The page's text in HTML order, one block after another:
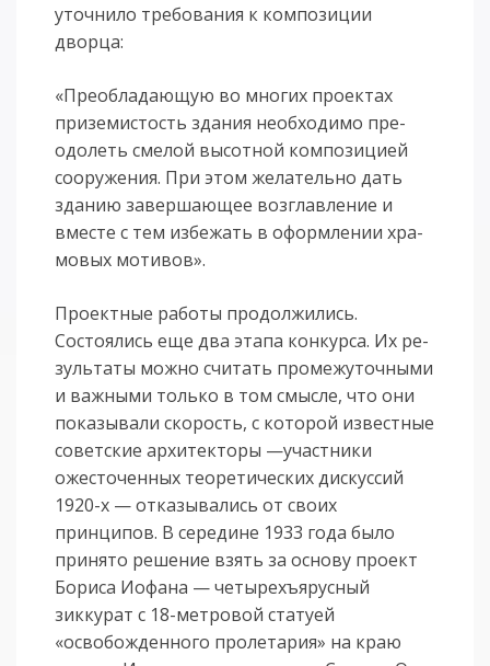
уточнило требования к композиции
дворца:
«Преобладающую во мно­гих проектах
приземистость здания необхо­ди­мо пре­
одолеть смелой высотной композицией
сооружения. При этом желательно дать
зда­нию завершающее возглавление и
вместе с тем избежать в оформле­нии хра­
мовых мотивов».
Проектные работы продолжились.
Состоялись еще два этапа конкурса. Их ре­
зультаты можно считать промежуточными
и важными только в том смысле, что они
показывали скорость, с которой известные
советские архитекторы —участники
ожесточенных теоретических дискуссий
1920-х — отка­зывались от своих
принципов. В середине 1933 года было
принято решение взять за ос­нову проект
Бориса Иофана — четырехъярусный
зиккурат с 18-мет­ровой ста­туей
«освобожденного пролетария» на краю